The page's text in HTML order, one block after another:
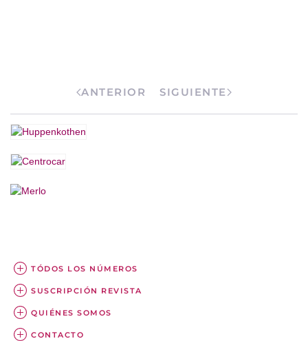
ANTERIOR SIGUIENTE
TÓDOS LOS NÚMEROS
SUSCRIPCIÓN REVISTA
QUIÉNES SOMOS
CONTACTO